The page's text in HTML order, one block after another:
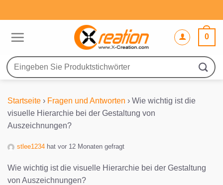
Inhalt
0
Suche
nach:
Startseite › Fragen und Antworten › Wie wichtig ist die
visuelle Hierarchie bei der Gestaltung von
Auszeichnungen?
stlee1234 hat vor 12 Monaten gefragt
Wie wichtig ist die visuelle Hierarchie bei der Gestaltung
von Auszeichnungen?